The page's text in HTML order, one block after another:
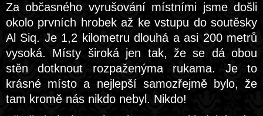
Za občasného vyrušování místními jsme došli
okolo prvních hrobek až ke vstupu do soutěsky
Al Siq. Je 1,2 kilometru dlouhá a asi 200 metrů
vysoká. Místy široká jen tak, že se dá obou
stěn dotknout rozpaženýma rukama. Je to
krásné místo a nejlepší samozřejmě bylo, že
tam kromě nás nikdo nebyl. Nikdo!